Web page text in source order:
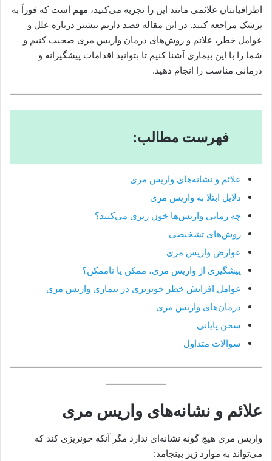
اطرافیانتان علائمی مانند این را تجربه می‌کنید، مهم است که فوراً به
پزشک مراجعه کنید. در این مقاله قصد داریم بیشتر درباره علل و
عوامل خطر، علائم و روش‌های درمان واریس مری صحبت کنیم و
شما را با این بیماری آشنا کنیم تا بتوانید اقدامات پیشگیرانه و
درمانی مناسب را انجام دهید.
فهرست مطالب:
علائم و نشانه‌های واریس مری
دلایل ابتلا به واریس مری
چه زمانی واریس‌ها خون ریزی می‌کنند؟
روش‌های تشخیصی
عوارض واریس مری
پیشگیری از واریس مری، ممکن یا ناممکن؟
عوامل افزایش خطر خونریزی در بیماری واریس مری
درمان‌های واریس مری
سخن پایانی
سوالات متداول
علائم و نشانه‌های واریس مری
واریس مری هیچ گونه نشانه‌ای ندارد مگر آنکه خونریزی کند که
می‌تواند به موارد زیر بینجامد: